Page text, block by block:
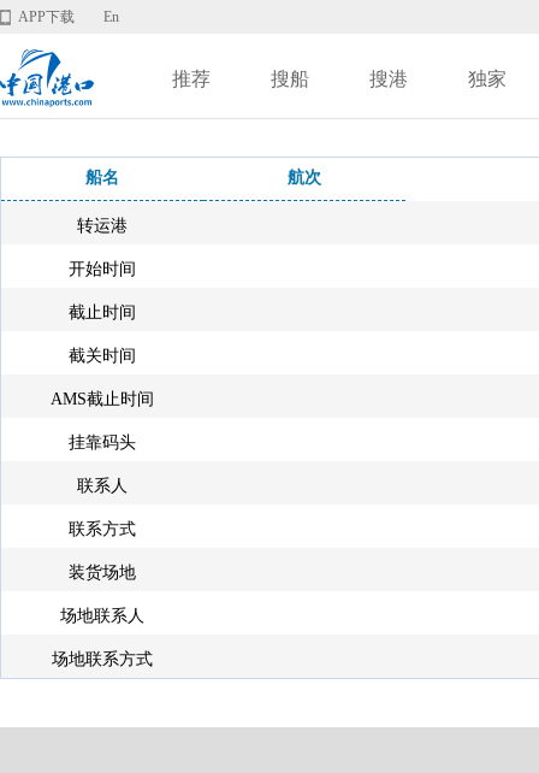
APP下载 En
推荐 搜船 搜港 独家
船名 航次
转运港
开始时间
截止时间
截关时间
AMS截止时间
挂靠码头
联系人
联系方式
装货场地
场地联系人
场地联系方式